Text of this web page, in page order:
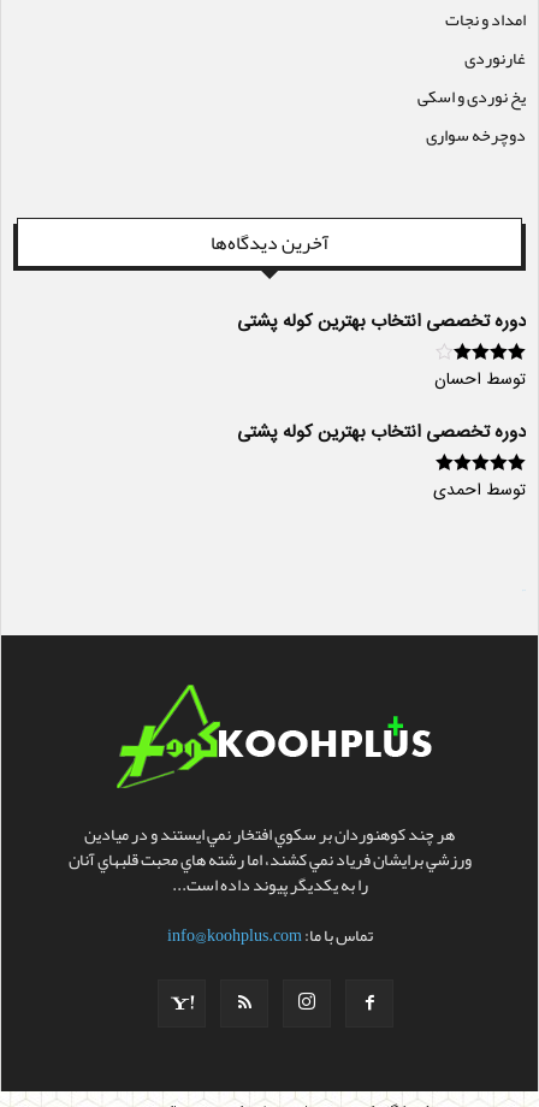
امداد و نجات
غارنوردی
یخ نوردی و اسکی
دوچرخه سواری
آخرین دیدگاه‌ها
دوره تخصصی انتخاب بهترین کوله پشتی
امتیاز 4از
توسط احسان
دوره تخصصی انتخاب بهترین کوله پشتی
امتیاز 5از 5
توسط احمدی
هر چند کوهنوردان بر سکوي افتخار نمي ايستند و در ميادين
ورزشي برايشان فرياد نمي کشند، اما رشته هاي محبت قلبهاي آنان
را به يکديگر پيوند داده است...
تماس با ما:info@koohplus.com